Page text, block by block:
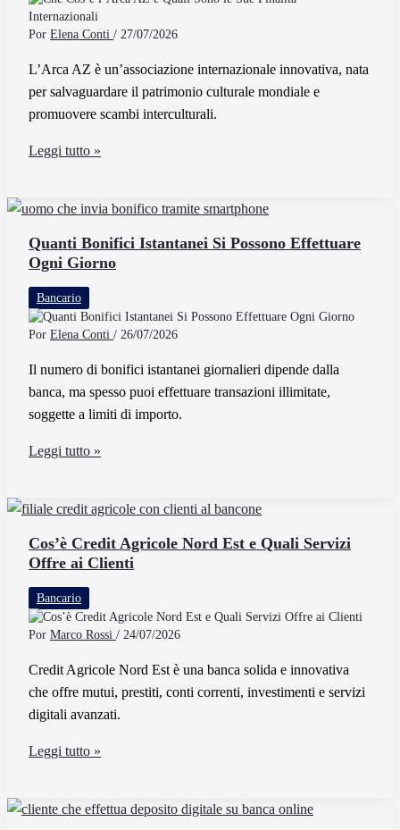
Funziona
Por Elena Conti / 27/07/2026
L’Arca AZ è un’associazione internazionale innovativa, nata
per salvaguardare il patrimonio culturale mondiale e
promuovere scambi interculturali.
Che
AZ
e
Quali
Sono
le
Sue
Internazionali
Leggi tutto »
Quanti Bonifici Istantanei Si Possono Effettuare
Ogni Giorno
Bancario
Por Elena Conti / 26/07/2026
Il numero di bonifici istantanei giornalieri dipende dalla
banca, ma spesso puoi effettuare transazioni illimitate,
soggette a limiti di importo.
Quanti
Si
Possono
Effettuare
Ogni
Giorno
Leggi tutto »
Cos’è Credit Agricole Nord Est e Quali Servizi
Offre ai Clienti
Bancario
Por Marco Rossi / 24/07/2026
Credit Agricole Nord Est è una banca solida e innovativa
che offre mutui, prestiti, conti correnti, investimenti e servizi
digitali avanzati.
Cos’è
Nord
Leggi tutto »